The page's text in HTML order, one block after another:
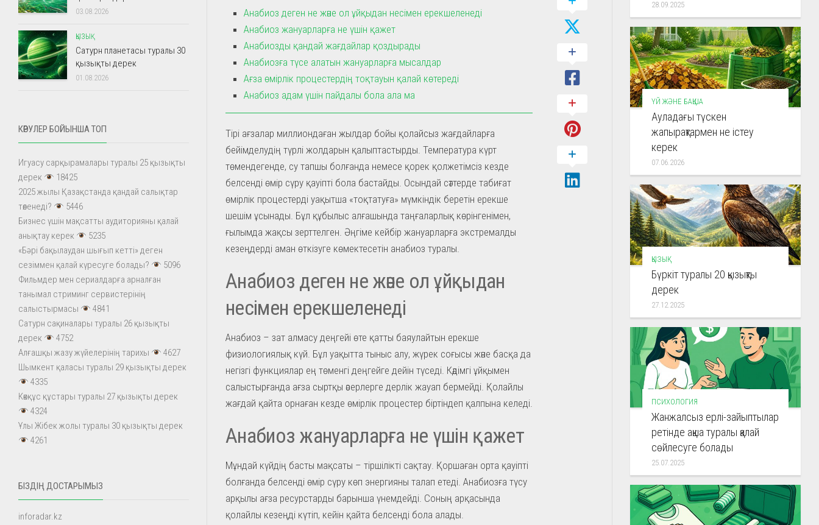
Анабиоз деген не және ол ұйқыдан несімен ерекшеленеді
Анабиоз жануарларға не үшін қажет
Анабиозды қандай жағдайлар қоздырады
Анабиозға түсе алатын жануарларға мысалдар
Ағза өмірлік процестердің тоқтауын қалай көтереді
Анабиоз адам үшін пайдалы бола ала ма
Тірі ағзалар миллиондаған жылдар бойы қолайсыз жағдайларға
бейімделудің түрлі жолдарын қалыптастырды. Температура күрт
төмендегенде, су тапшы болғанда немесе қорек қолжетімсіз кезде
белсенді өмір сүру қауіпті бола бастайды. Осындай сәттерде табиғат
өмірлік процестерді уақытша «тоқтатуға» мүмкіндік беретін ерекше
шешім ұсынады. Бұл құбылыс алғашында таңғаларлық көрінгенімен,
ғылымда жақсы зерттелген. Әңгіме кейбір жануарларға экстремалды
кезеңдерді аман өткізуге көмектесетін анабиоз туралы.
Анабиоз деген не және ол ұйқыдан
несімен ерекшеленеді
Анабиоз – зат алмасу деңгейі өте қатты баяулайтын ерекше
физиологиялық күй. Бұл уақытта тыныс алу, жүрек соғысы және басқа да
негізгі функциялар ең төменгі деңгейге дейін түседі. Кәдімгі ұйқымен
салыстырғанда ағза сыртқы әсерлерге дерлік жауап бермейді. Қолайлы
жағдай қайта орнаған кезде өмірлік процестер біртіндеп қалпына келеді.
Анабиоз жануарларға не үшін қажет
Мұндай күйдің басты мақсаты – тіршілікті сақтау. Қоршаған орта қауіпті
болғанда белсенді өмір сүру көп энергияны талап етеді. Анабиозға түсу
арқылы ағза ресурстарды барынша үнемдейді. Соның арқасында
қолайлы кезеңді күтіп, кейін қайта белсенді бола алады.
03.08.2026
ҚЫЗЫҚ
Сатурн планетасы туралы 30
қызықты дерек
01.08.2026
КӨРУЛЕР БОЙЫНША ТОП
Игуасу сарқырамалары туралы 25 қызықты
дерек
18425
2025 жылы Қазақстанда қандай салықтар
төленеді?
5446
Бизнес үшін мақсатты аудиторияны қалай
анықтау керек
5235
«Бәрі бақылаудан шығып кетті» деген
сезіммен қалай күресуге болады?
5096
Фильмдер мен сериалдарға арналған
танымал стриминг сервистерінің
салыстырмасы
4841
Сатурн сақиналары туралы 26 қызықты
дерек
4752
Алғашқы жазу жүйелерінің тарихы
4627
Шымкент қаласы туралы 29 қызықты дерек
4335
Көкқұс құстары туралы 27 қызықты дерек
4324
Ұлы Жібек жолы туралы 30 қызықты дерек
4261
БІЗДІҢ ДОСТАРЫМЫЗ
inforadar.kz
28.09.2025
ҮЙ ЖӘНЕ БАҚША
Ауладағы түскен
жапырақтармен не істеу
керек
07.06.2026
ҚЫЗЫҚ
Бүркіт туралы 20 қызықты
дерек
27.12.2025
ПСИХОЛОГИЯ
Жанжалсыз ерлі-зайыптылар
ретінде ақша туралы қалай
сөйлесуге болады
25.07.2025